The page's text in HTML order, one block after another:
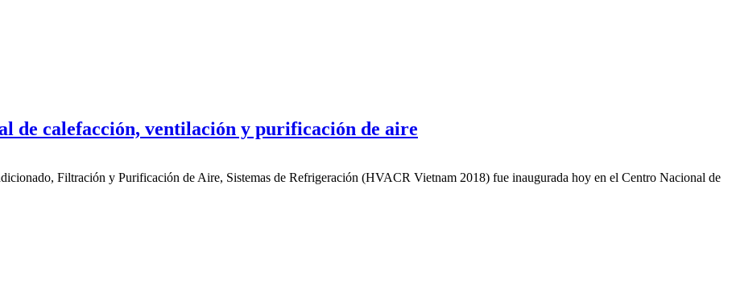
de calefacción, ventilación y purificación de aire
Filtración y Purificación de Aire, Sistemas de Refrigeración (HVACR Vietnam 2018) fue inaugurada hoy en el Centro Nacional de